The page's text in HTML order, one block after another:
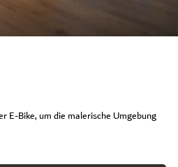
E-Bike, um die malerische Umgebung